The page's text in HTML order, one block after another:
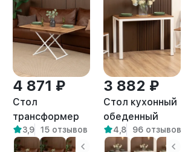
4 871 ₽
Стол
трансформер
лофт для
гостиной Кемь
3,9 15 отзывов
3 882 ₽
Стол кухонный
обеденный
письменный
Лофт Атаго
4,8 96 отзывов